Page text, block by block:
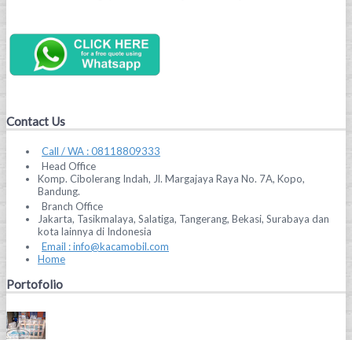
Contact Us
Call / WA : 08118809333
Head Office
Komp. Cibolerang Indah, Jl. Margajaya Raya No. 7A, Kopo,
Bandung.
Branch Office
Jakarta, Tasikmalaya, Salatiga, Tangerang, Bekasi, Surabaya dan
kota lainnya di Indonesia
Email : info@kacamobil.com
Home
Portofolio